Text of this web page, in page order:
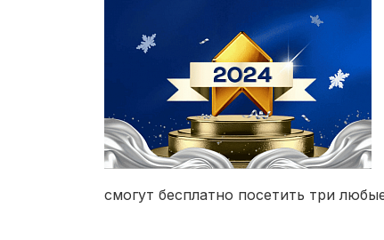
смогут бесплатно посетить три